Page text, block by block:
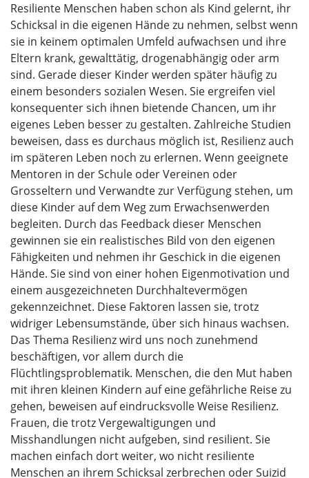
Resiliente Menschen haben schon als Kind gelernt, ihr
Schicksal in die eigenen Hände zu nehmen, selbst wenn
sie in keinem optimalen Umfeld aufwachsen und ihre
Eltern krank, gewalttätig, drogenabhängig oder arm
sind. Gerade dieser Kinder werden später häufig zu
einem besonders sozialen Wesen. Sie ergreifen viel
konsequenter sich ihnen bietende Chancen, um ihr
eigenes Leben besser zu gestalten. Zahlreiche Studien
beweisen, dass es durchaus möglich ist, Resilienz auch
im späteren Leben noch zu erlernen. Wenn geeignete
Mentoren in der Schule oder Vereinen oder
Grosseltern und Verwandte zur Verfügung stehen, um
diese Kinder auf dem Weg zum Erwachsenwerden
begleiten. Durch das Feedback dieser Menschen
gewinnen sie ein realistisches Bild von den eigenen
Fähigkeiten und nehmen ihr Geschick in die eigenen
Hände. Sie sind von einer hohen Eigenmotivation und
einem ausgezeichneten Durchhaltevermögen
gekennzeichnet. Diese Faktoren lassen sie, trotz
widriger Lebensumstände, über sich hinaus wachsen.
Das Thema Resilienz wird uns noch zunehmend
beschäftigen, vor allem durch die
Flüchtlingsproblematik. Menschen, die den Mut haben
mit ihren kleinen Kindern auf eine gefährliche Reise zu
gehen, beweisen auf eindrucksvolle Weise Resilienz.
Frauen, die trotz Vergewaltigungen und
Misshandlungen nicht aufgeben, sind resilient. Sie
machen einfach dort weiter, wo nicht resiliente
Menschen an ihrem Schicksal zerbrechen oder Suizid